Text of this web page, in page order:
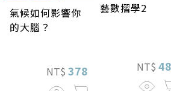
氣候如何影響你
的大腦？
NT$ 378
藝數摺學2
NT$